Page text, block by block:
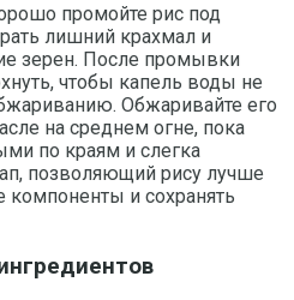
промойте рис под
лишний крахмал и
зерен. После промывки
чтобы капель воды не
Обжаривайте его
на среднем огне, пока
по краям и слегка
позволяющий рису лучше
компоненты и сохранять